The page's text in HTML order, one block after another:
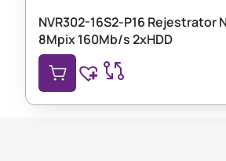
NVR302-16S2-P16 Rejestrator
8Mpix 160Mb/s 2xHDD